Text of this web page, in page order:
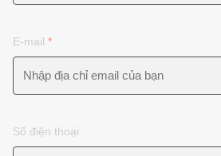
E-mail *
Số điện thoại